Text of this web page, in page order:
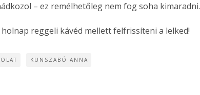
– ez remélhetőleg nem fog soha kimaradni.
holnap reggeli kávéd mellett felfrissíteni a lelked!
KUNSZABÓ ANNA